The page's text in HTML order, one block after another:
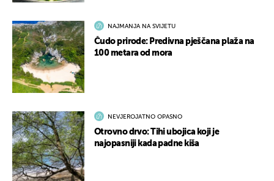
NAJMANJA NA SVIJETU
Čudo prirode: Predivna pješčana plaža na
100 metara od mora
NEVJEROJATNO OPASNO
Otrovno drvo: Tihi ubojica koji je
najopasniji kada padne kiša